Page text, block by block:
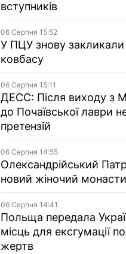
вступників
06 Серпня 15:52
У ПЦУ знову закликали
ковбасу
06 Серпня 15:11
ДЕСС: Після виходу з
до Почаївської лаври
претензій
06 Серпня 14:55
Олександрійський
новий жіночий
06 Серпня 14:41
Польща передала
місць для ексгумації
жертв